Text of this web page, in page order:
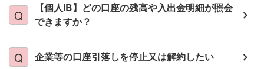
【個人IB】どの口座の残高や入出金明細が照会
できますか？
企業等の口座引落しを停止又は解約したい